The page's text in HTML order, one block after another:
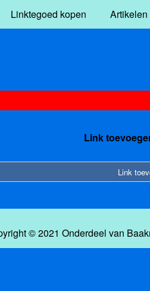
Linktegoed kopen Artikelen
Link
Link
© 2021 Onderdeel van